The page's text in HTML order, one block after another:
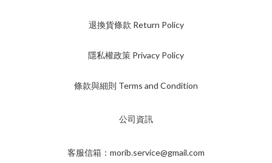
退換貨條款 Return Policy
隱私權政策 Privacy Policy
條款與細則 Terms and Condition
公司資訊
客服信箱：morib.service@gmail.com